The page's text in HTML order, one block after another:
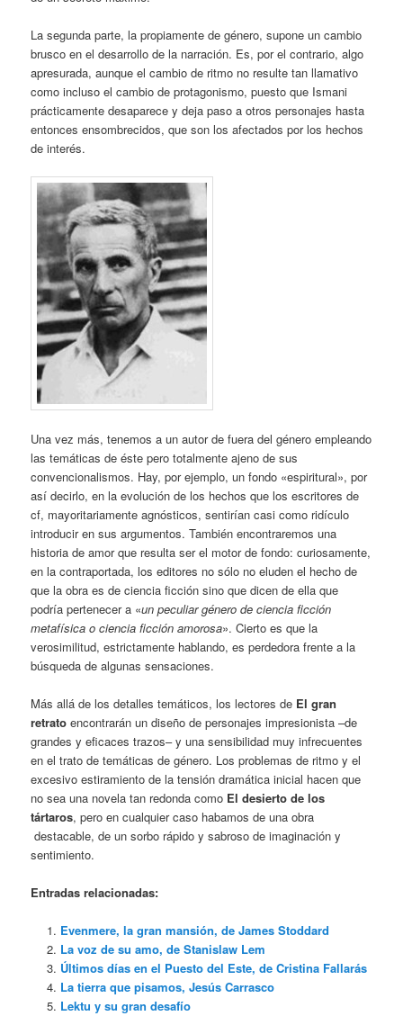
La segunda parte, la propiamente de género, supone un cambio
brusco en el desarrollo de la narración. Es, por el contrario, algo
apresurada, aunque el cambio de ritmo no resulte tan llamativo
como incluso el cambio de protagonismo, puesto que Ismani
prácticamente desaparece y deja paso a otros personajes hasta
entonces ensombrecidos, que son los afectados por los hechos
de interés.
Una vez más, tenemos a un autor de fuera del género empleando
las temáticas de éste pero totalmente ajeno de sus
convencionalismos. Hay, por ejemplo, un fondo «espiritural», por
así decirlo, en la evolución de los hechos que los escritores de
cf, mayoritariamente agnósticos, sentirían casi como ridículo
introducir en sus argumentos. También encontraremos una
historia de amor que resulta ser el motor de fondo: curiosamente,
en la contraportada, los editores no sólo no eluden el hecho de
que la obra es de ciencia ficción sino que dicen de ella que
podría pertenecer a «un peculiar género de ciencia ficción
metafísica o ciencia ficción amorosa». Cierto es que la
verosimilitud, estrictamente hablando, es perdedora frente a la
búsqueda de algunas sensaciones.
Más allá de los detalles temáticos, los lectores de El gran
retrato encontrarán un diseño de personajes impresionista –de
grandes y eficaces trazos– y una sensibilidad muy infrecuentes
en el trato de temáticas de género. Los problemas de ritmo y el
excesivo estiramiento de la tensión dramática inicial hacen que
no sea una novela tan redonda como El desierto de los
tártaros, pero en cualquier caso habamos de una obra
destacable, de un sorbo rápido y sabroso de imaginación y
sentimiento.
Entradas relacionadas:
Evenmere, la gran mansión, de James Stoddard
La voz de su amo, de Stanislaw Lem
Últimos días en el Puesto del Este, de Cristina Fallarás
La tierra que pisamos, Jesús Carrasco
Lektu y su gran desafío